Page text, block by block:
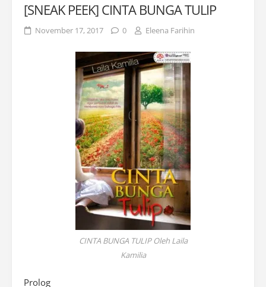
[SNEAK PEEK] CINTA BUNGA TULIP
November 17, 2017 0 Eleena Farihin
CINTA BUNGA TULIP Oleh Laila
Kamilia
Prolog